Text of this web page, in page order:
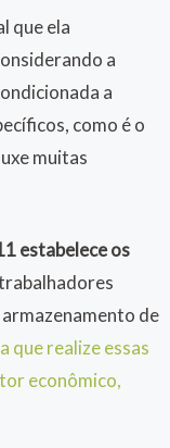
que ela
a
a
como é o
muitas
estabelece os
de
que realize essas
econômico,